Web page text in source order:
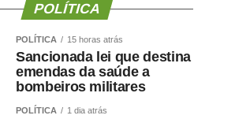
POLÍTICA
POLÍTICA 15 horas atrás
Sancionada lei que destina
emendas da saúde a
bombeiros militares
POLÍTICA 1 dia atrás